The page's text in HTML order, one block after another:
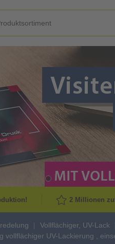
2 Millionen
Vollflächiger, UV-Lack
UV-Lackierung ,